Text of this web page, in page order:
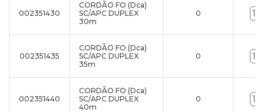
002351430
CORDÃO FO (Dca)
SC/APC DUPLEX
30m
0
002351435
CORDÃO FO (Dca)
SC/APC DUPLEX
35m
0
002351440
CORDÃO FO (Dca)
SC/APC DUPLEX
40m
0